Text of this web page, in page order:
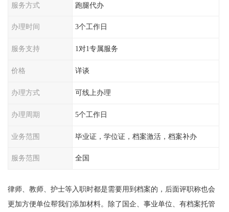
服务方式 跑腿代办
办理时间 3个工作日
服务支持 1对1专属服务
价格 详谈
办理方式 可线上办理
办理周期 5个工作日
业务范围 毕业证，学位证，档案激活，档案补办
服务范围 全国
律师、教师、护士等入职时都是需要用到档案的，后面评职称也会
更加方便单位帮我们添加材料。除了国企、事业单位、有档案托管